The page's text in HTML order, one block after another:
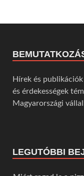
Hírek és
és érdekességek
Magyarországi
LEGUTÓBBI